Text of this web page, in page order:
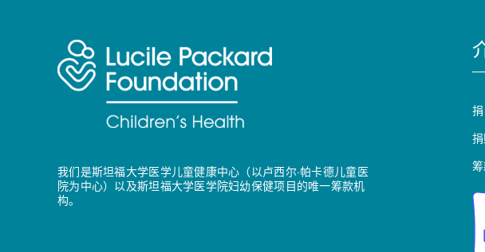
我们是斯坦福大学医学儿童健康中心（以卢西尔·帕卡德儿童医
院为中心）以及斯坦福大学医学院妇幼保健项目的唯一筹款机
构。
捐